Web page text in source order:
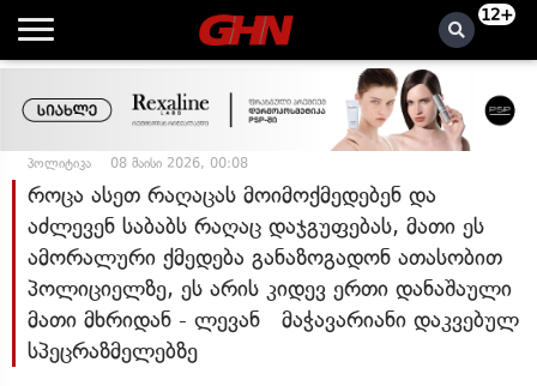
12+
პოლიტიკა 08 მაისი 2026, 00:08
როცა ასეთ რაღაცას მოიმოქმედებენ და
აძლევენ საბაბს რაღაც დაჯგუფებას, მათი ეს
ამორალური ქმედება განაზოგადონ ათასობით
პოლიციელზე, ეს არის კიდევ ერთი დანაშაული
მათი მხრიდან - ლევან მაჭავარიანი დაკვებულ
სპეცრაზმელებზე